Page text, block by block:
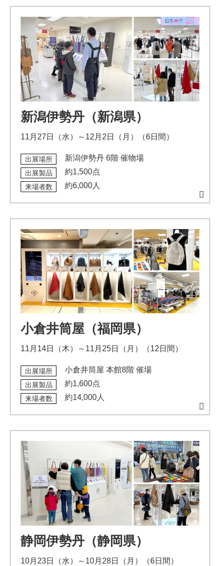
新潟伊勢丹（新潟県）
11月27日（水）～12月2日（月）（6日間）
出展場所 新潟伊勢丹 6階 催物場
出展製品 約1,500点
来場者数 約6,000人
小倉井筒屋（福岡県）
11月14日（木）～11月25日（月）（12日間）
出展場所 小倉井筒屋 本館8階 催場
出展製品 約1,600点
来場者数 約14,000人
静岡伊勢丹（静岡県）
10月23日（水）～10月28日（月）（6日間）